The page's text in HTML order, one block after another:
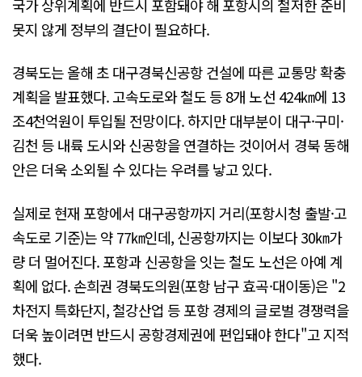
국가 상위계획에 반드시 포함돼야 해 포항시의 철저한 준비
못지 않게 정부의 결단이 필요하다.
경북도는 올해 초 대구경북신공항 건설에 따른 교통망 확충
계획을 발표했다. 고속도로와 철도 등 8개 노선 424㎞에 13
조4천억원이 투입될 전망이다. 하지만 대부분이 대구·구미·
김천 등 내륙 도시와 신공항을 연결하는 것이어서 경북 동해
안은 더욱 소외될 수 있다는 우려를 낳고 있다.
실제로 현재 포항에서 대구공항까지 거리(포항시청 출발·고
속도로 기준)는 약 77㎞인데, 신공항까지는 이보다 30㎞가
량 더 멀어진다. 포항과 신공항을 잇는 철도 노선은 아예 계
획에 없다. 손희권 경북도의원(포항 남구 효곡·대이동)은 "2
차전지 특화단지, 철강산업 등 포항 경제의 글로벌 경쟁력을
더욱 높이려면 반드시 공항경제권에 편입돼야 한다"고 지적
했다.